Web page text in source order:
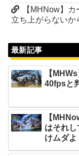
【MHNow】
立ち上がらないか
最新記事
【
40fpsと
【
はそれ
けムダよ